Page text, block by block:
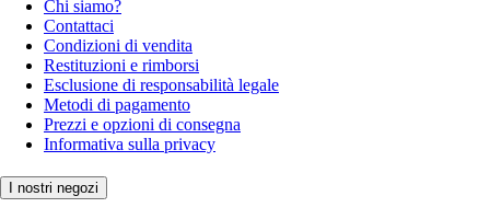
Chi siamo?
Contattaci
Condizioni di vendita
Restituzioni e rimborsi
Esclusione di responsabilità legale
Metodi di pagamento
Prezzi e opzioni di consegna
Informativa sulla privacy
I nostri negozi